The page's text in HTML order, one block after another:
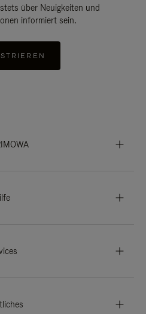
über Neuigkeiten und
informiert sein.